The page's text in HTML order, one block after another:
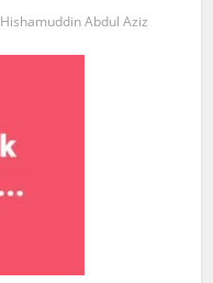
Hishamuddin Abdul Aziz